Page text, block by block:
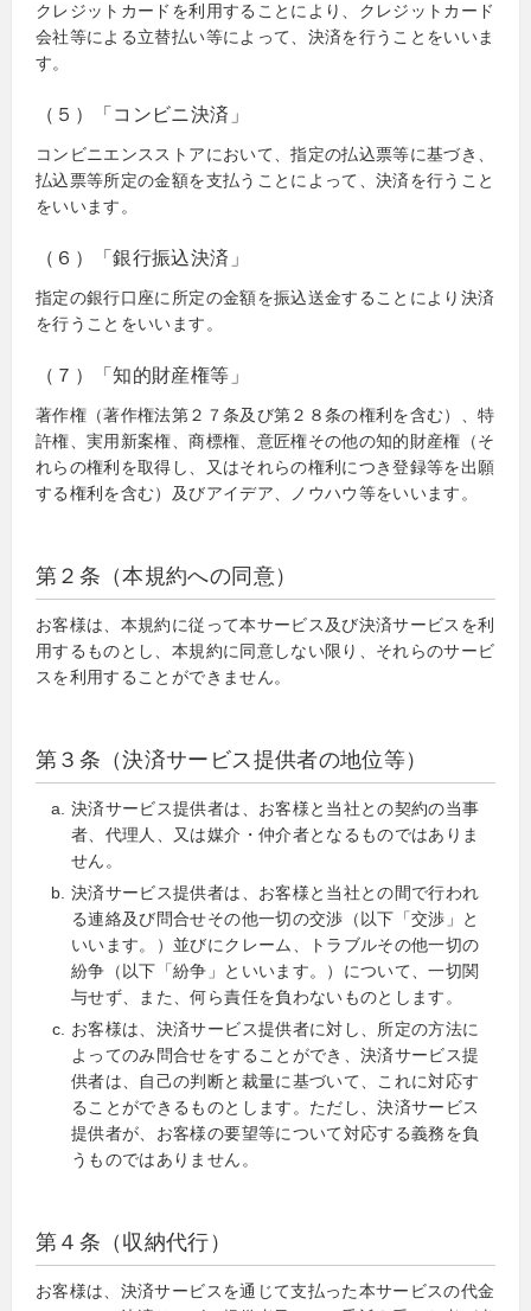
クレジットカードを利用することにより、クレジットカード
会社等による立替払い等によって、決済を行うことをいいま
す。
（５）「コンビニ決済」
コンビニエンスストアにおいて、指定の払込票等に基づき、
払込票等所定の金額を支払うことによって、決済を行うこと
をいいます。
（６）「銀行振込決済」
指定の銀行口座に所定の金額を振込送金することにより決済
を行うことをいいます。
（７）「知的財産権等」
著作権（著作権法第２７条及び第２８条の権利を含む）、特
許権、実用新案権、商標権、意匠権その他の知的財産権（そ
れらの権利を取得し、又はそれらの権利につき登録等を出願
する権利を含む）及びアイデア、ノウハウ等をいいます。
第２条（本規約への同意）
お客様は、本規約に従って本サービス及び決済サービスを利
用するものとし、本規約に同意しない限り、それらのサービ
スを利用することができません。
第３条（決済サービス提供者の地位等）
決済サービス提供者は、お客様と当社との契約の当事
者、代理人、又は媒介・仲介者となるものではありま
せん。
決済サービス提供者は、お客様と当社との間で行われ
る連絡及び問合せその他一切の交渉（以下「交渉」と
いいます。）並びにクレーム、トラブルその他一切の
紛争（以下「紛争」といいます。）について、一切関
与せず、また、何ら責任を負わないものとします。
お客様は、決済サービス提供者に対し、所定の方法に
よってのみ問合せをすることができ、決済サービス提
供者は、自己の判断と裁量に基づいて、これに対応す
ることができるものとします。ただし、決済サービス
提供者が、お客様の要望等について対応する義務を負
うものではありません。
第４条（収納代行）
お客様は、決済サービスを通じて支払った本サービスの代金